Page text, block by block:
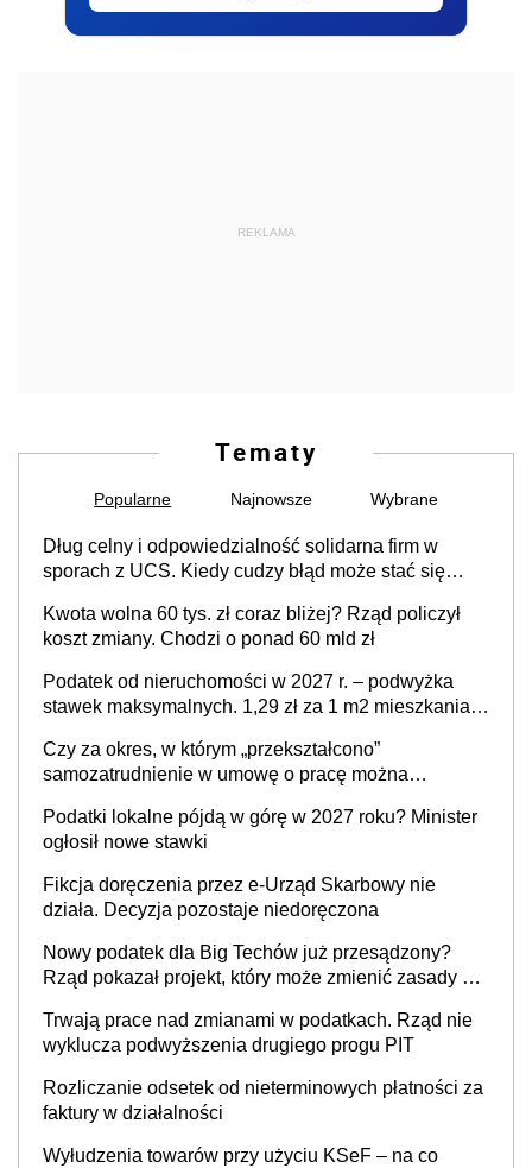
REKLAMA
Tematy
Popularne Najnowsze Wybrane
Dług celny i odpowiedzialność solidarna firm w
sporach z UCS. Kiedy cudzy błąd może stać się
Kwota wolna 60 tys. zł coraz bliżej? Rząd policzył
koszt zmiany. Chodzi o ponad 60 mld zł
Podatek od nieruchomości w 2027 r. – podwyżka
stawek maksymalnych. 1,29 zł za 1 m2 mieszkania,
prowadzeniem działalności gospodarczej
Czy za okres, w którym „przekształcono”
samozatrudnienie w umowę o pracę można
cywilnoprawnej jedynym racjonalnym wyjściem
Podatki lokalne pójdą w górę w 2027 roku? Minister
ogłosił nowe stawki
Fikcja doręczenia przez e-Urząd Skarbowy nie
działa. Decyzja pozostaje niedoręczona
Nowy podatek dla Big Techów już przesądzony?
Rząd pokazał projekt, który może zmienić zasady gry
Trwają prace nad zmianami w podatkach. Rząd nie
wyklucza podwyższenia drugiego progu PIT
Rozliczanie odsetek od nieterminowych płatności za
faktury w działalności
Wyłudzenia towarów przy użyciu KSeF – na co